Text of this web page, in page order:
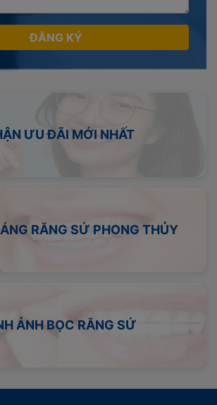
ĐĂNG KÝ
ƯU ĐÃI MỚI NHẤT
RĂNG SỨ PHONG THỦY
ẢNH BỌC RĂNG SỨ